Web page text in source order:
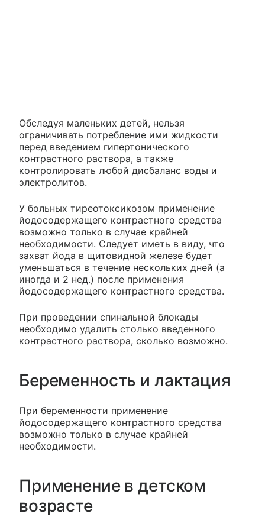
Обследуя маленьких детей, нельзя
ограничивать потребление ими жидкости
перед введением гипертонического
контрастного раствора, а также
контролировать любой дисбаланс воды и
электролитов.
У больных тиреотоксикозом применение
йодосодержащего контрастного средства
возможно только в случае крайней
необходимости. Следует иметь в виду, что
захват йода в щитовидной железе будет
уменьшаться в течение нескольких дней (а
иногда и 2 нед.) после применения
йодосодержащего контрастного средства.
При проведении спинальной блокады
необходимо удалить столько введенного
контрастного раствора, сколько возможно.
Беременность и лактация
При беременности применение
йодосодержащего контрастного средства
возможно только в случае крайней
необходимости.
Применение в детском
возрасте